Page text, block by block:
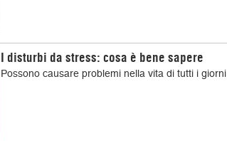
I disturbi da stress: cosa è bene sapere
Possono causare problemi nella vita di tutti i giorni